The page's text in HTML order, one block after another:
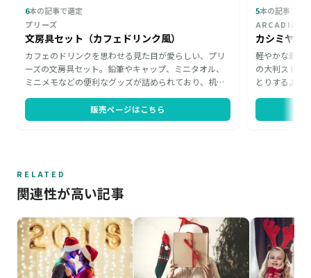
6本の記事で選定
プリーズ
文房具セット（カフェドリンク風）
カフェのドリンクを思わせる見た目が愛らしい、プリ
ーズの文房具セット。鉛筆やキャップ、ミニタオル、
ミニメモなどの便利なグッズが詰められており、机に
デザインは女の子への贈り物にぴったり。可愛くラッ
ピング済みのため、届いたらすぐに渡せるのも嬉しい
販売ページはこちら
5本の記事で選
カシミヤ
軽やかな着け
の大判ストー
とりするよう
ョンから、贈
RELATED
関連性が高い記事